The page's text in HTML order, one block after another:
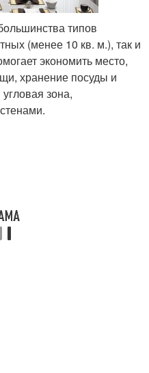
Кухня с телевизором
типов
(менее 10 кв. м.), так и
экономить место,
хранение посуды и
зона,